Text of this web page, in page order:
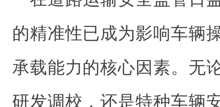
的精准性已成为影响车辆
承载能力的核心因素。无
研发调校，还是特种车辆